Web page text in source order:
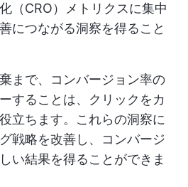
（CRO）メトリクスに集中
につながる洞察を得ること
まで、コンバージョン率の
することは、クリックをカ
立ちます。これらの洞察に
戦略を改善し、コンバージ
い結果を得ることができま